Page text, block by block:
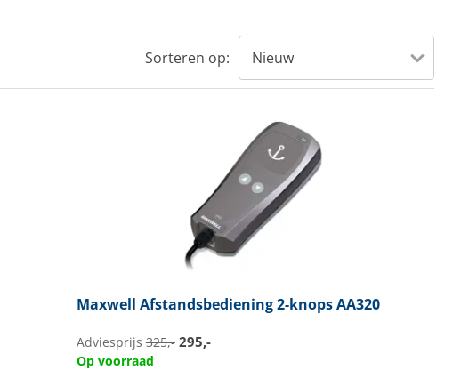
Sorteren op:
Maxwell Afstandsbediening 2-knops AA320
Adviesprijs325,- 295,-
Op voorraad